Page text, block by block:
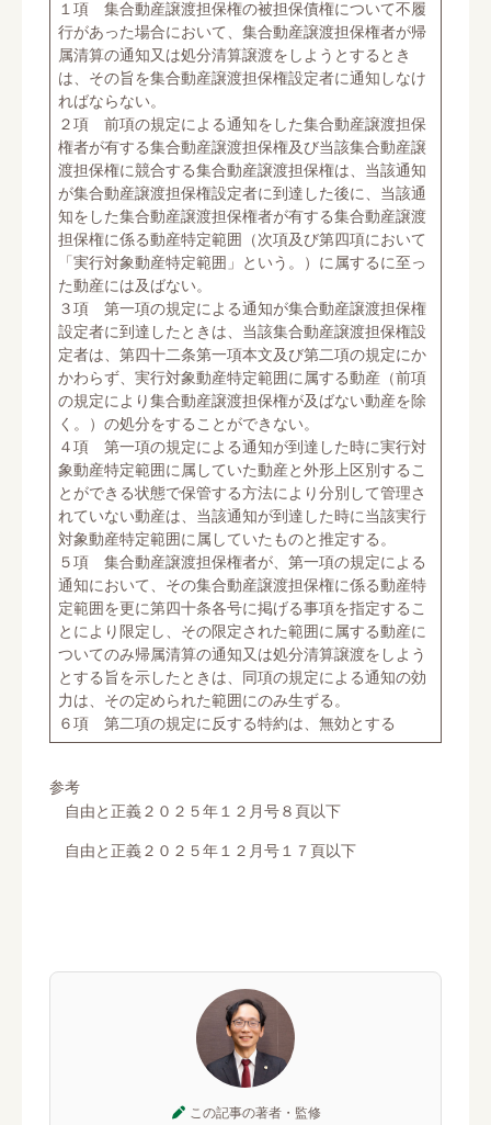
１項 集合動産譲渡担保権の被担保債権について不履
行があった場合において、集合動産譲渡担保権者が帰
属清算の通知又は処分清算譲渡をしようとするとき
は、その旨を集合動産譲渡担保権設定者に通知しなけ
ればならない。
２項 前項の規定による通知をした集合動産譲渡担保
権者が有する集合動産譲渡担保権及び当該集合動産譲
渡担保権に競合する集合動産譲渡担保権は、当該通知
が集合動産譲渡担保権設定者に到達した後に、当該通
知をした集合動産譲渡担保権者が有する集合動産譲渡
担保権に係る動産特定範囲（次項及び第四項において
「実行対象動産特定範囲」という。）に属するに至っ
た動産には及ばない。
３項 第一項の規定による通知が集合動産譲渡担保権
設定者に到達したときは、当該集合動産譲渡担保権設
定者は、第四十二条第一項本文及び第二項の規定にか
かわらず、実行対象動産特定範囲に属する動産（前項
の規定により集合動産譲渡担保権が及ばない動産を除
く。）の処分をすることができない。
４項 第一項の規定による通知が到達した時に実行対
象動産特定範囲に属していた動産と外形上区別するこ
とができる状態で保管する方法により分別して管理さ
れていない動産は、当該通知が到達した時に当該実行
対象動産特定範囲に属していたものと推定する。
５項 集合動産譲渡担保権者が、第一項の規定による
通知において、その集合動産譲渡担保権に係る動産特
定範囲を更に第四十条各号に掲げる事項を指定するこ
とにより限定し、その限定された範囲に属する動産に
ついてのみ帰属清算の通知又は処分清算譲渡をしよう
とする旨を示したときは、同項の規定による通知の効
力は、その定められた範囲にのみ生ずる。
６項 第二項の規定に反する特約は、無効とする
参考
自由と正義２０２５年１２月号８頁以下
自由と正義２０２５年１２月号１７頁以下
この記事の著者・監修